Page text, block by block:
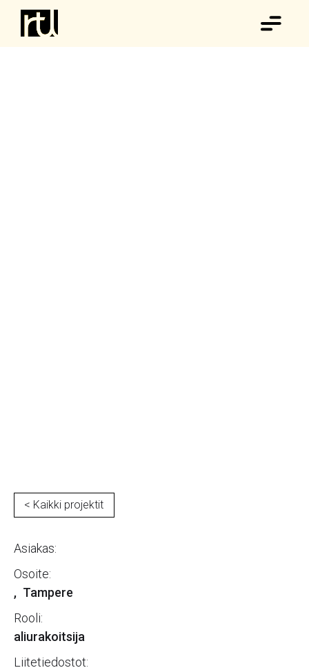
< Kaikki projektit
Asiakas:
Osoite:
, Tampere
Rooli:
aliurakoitsija
Liitetiedostot: